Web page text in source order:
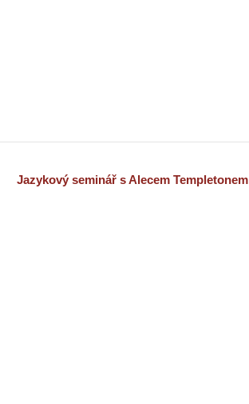
Jazykový seminář s Alecem Templetonem